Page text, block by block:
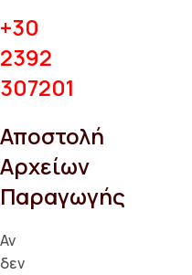
+30
2392
307201
Αποστολή
Αρχείων
Παραγωγής
Αν
δεν